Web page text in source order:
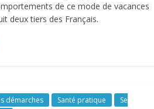
de ce mode de vacances
deux tiers des Français.
démarches Santé pratique
Se